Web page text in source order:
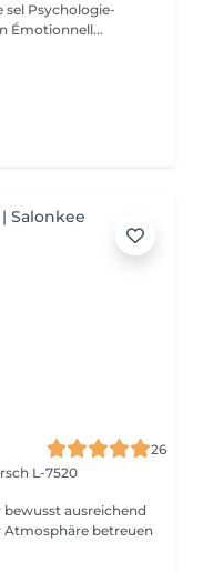
sel Psychologie-
Émotionnell...
26
L-7520
ausreichend
Atmosphäre betreuen